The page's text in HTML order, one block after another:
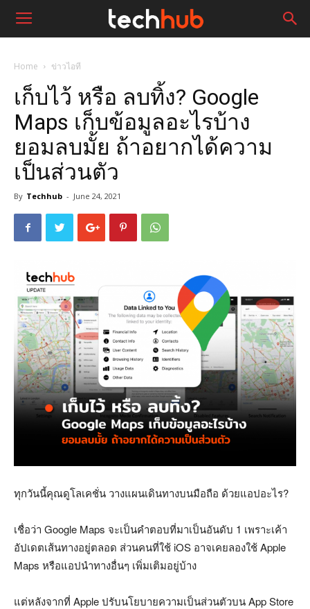
Home ข่าวไอที
เก็บไว้ หรือ ลบทิ้ง? Google
Maps เก็บข้อมูลอะไรบ้าง
ยอมลบมั้ย ถ้าอยากได้ความ
เป็นส่วนตัว
By Techhub - June 24, 2021
ทุกวันนี้คุณดูโลเคชั่น วางแผนเดินทางบนมือถือ ด้วยแอปอะไร?
เชื่อว่า Google Maps จะเป็นคำตอบที่มาเป็นอันดับ 1 เพราะเค้า
อัปเดตเส้นทางอยู่ตลอด ส่วนคนที่ใช้ iOS อาจเคยลองใช้ Apple
Maps หรือแอปนำทางอื่นๆ เพิ่มเติมอยู่บ้าง
แต่หลังจากที่ Apple ปรับนโยบายความเป็นส่วนตัวบน App Store